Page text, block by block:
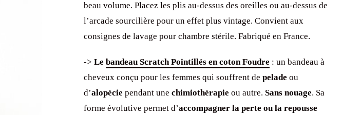
beau volume. Placez les plis au-dessus des oreilles ou au-dessus de
l’arcade sourcilière pour un effet plus vintage. Convient aux
consignes de lavage pour chambre stérile. Fabriqué en France.
->Lebandeau Scratch Pointillés en coton Foudre : un bandeau à
cheveux conçu pour les femmes qui souffrent depelade ou
d’alopécie pendant unechimiothérapie ou autre.Sans nouage. Sa
forme évolutive permet d’accompagner la perte ou la repousse